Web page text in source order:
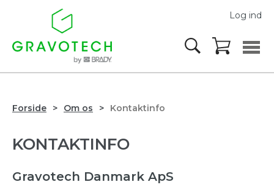
Log ind
Forside Om os Kontaktinfo
KONTAKTINFO
Gravotech Danmark ApS